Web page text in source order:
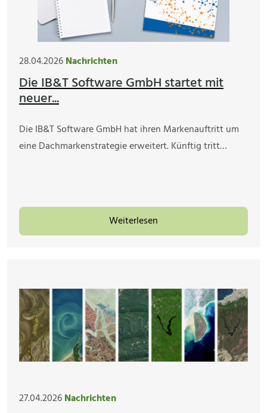
28.04.2026Nachrichten
Die IB&T Software GmbH startet mit
neuer...
Die IB&T Software GmbH hat ihren Markenauftritt um
eine Dachmarkenstrategie erweitert. Künftig tritt…
Weiterlesen
27.04.2026Nachrichten